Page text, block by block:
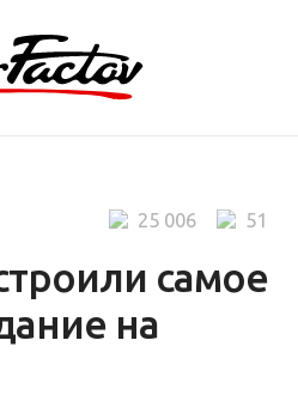
самое
на
51
25 006